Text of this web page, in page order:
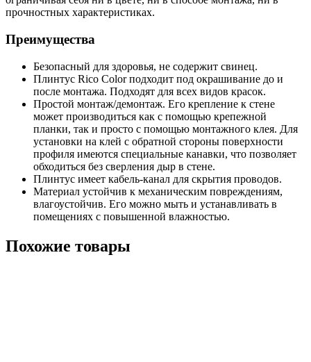
прочностных характеристиках.
Преимущества
Безопасный для здоровья, не содержит свинец.
Плинтус Rico Color подходит под окрашивание до и
после монтажа. Подходят для всех видов красок.
Простой монтаж/демонтаж. Его крепление к стене
может производиться как с помощью крепежной
планки, так и просто с помощью монтажного клея. Для
установки на клей с обратной стороны поверхности
профиля имеются специальные канавки, что позволяет
обходиться без сверления дыр в стене.
Плинтус имеет кабель-канал для скрытия проводов.
Материал устойчив к механическим повреждениям,
влагоустойчив. Его можно мыть и устанавливать в
помещениях с повышенной влажностью.
Похожие товары